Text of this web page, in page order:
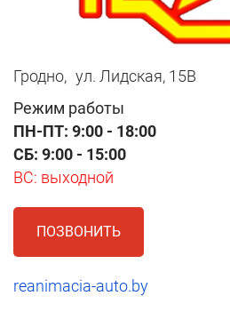
Гродно, ул. Лидская, 15В
Режим работы
ПН-ПТ: 9:00 - 18:00
СБ: 9:00 - 15:00
ВС: выходной
ПОЗВОНИТЬ
reanimacia-auto.by